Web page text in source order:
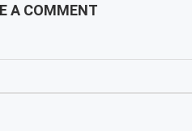
A COMMENT